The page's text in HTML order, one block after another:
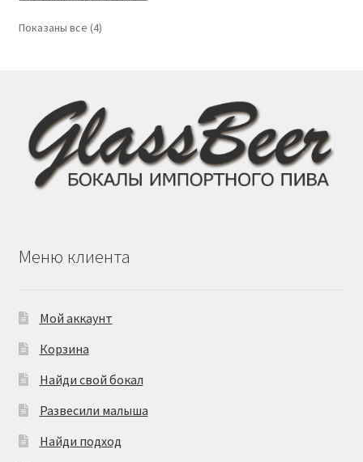
Показаны все (4)
Меню клиента
Мой аккаунт
Корзина
Найди свой бокал
Развесили малыша
Найди подход